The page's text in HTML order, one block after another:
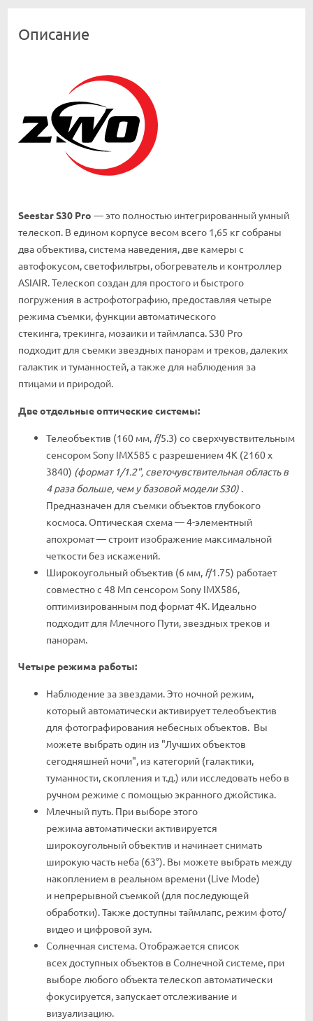
Описание
Seestar S30 Pro — это полностью интегрированный умный
телескоп. В едином корпусе весом всего 1,65 кг собраны
два объектива, система наведения, две камеры с
автофокусом, светофильтры, обогреватель и контроллер
ASIAIR. Телескоп создан для простого и быстрого
погружения в астрофотографию, предоставляя четыре
режима съемки, функции автоматического
стекинга, трекинга, мозаики и таймлапса. S30 Pro
подходит для съемки звездных панорам и треков, далеких
галактик и туманностей, а также для наблюдения за
птицами и природой.
Две отдельные оптические системы:
Телеобъектив (160 мм, f/5.3) со сверхчувствительным
сенсором Sony IMX585 с разрешением 4K (2160 x
3840) (формат 1/1.2", светочувствительная область в
4 раза больше, чем у базовой модели S30) .
Предназначен для съемки объектов глубокого
космоса. Оптическая схема — 4-элементный
апохромат — строит изображение максимальной
четкости без искажений.
Широкоугольный объектив (6 мм, f/1.75) работает
совместно с 48 Мп сенсором Sony IMX586,
оптимизированным под формат 4K. Идеально
подходит для Млечного Пути, звездных треков и
панорам.
Четыре режима работы:
Наблюдение за звездами. Это ночной режим,
который автоматически активируеттелеобъектив
для фотографирования небесных объектов. Вы
можете выбрать один из "Лучших объектов
сегодняшней ночи", из категорий (галактики,
туманности, скопления и т.д.) или исследовать небо в
ручном режиме с помощью экранного джойстика.
Млечный путь. При выборе этого
режимаавтоматическиактивируется
широкоугольныйобъектив и начинаетснимать
широкуючасть неба (63°). Вы можете выбрать между
накоплением в реальном времени (Live Mode)
и непрерывной съемкой (для последующей
обработки).Также доступны таймлапс, режим фото/
видео и цифровой зум.
Солнечная система. Отображается список
всех доступныхобъектов в Солнечнойсистеме, при
выборе любого объекта телескоп автоматически
фокусируется, запускаетотслеживание и
визуализацию.